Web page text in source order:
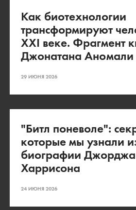
Как биотехнологии
трансформируют
XXI веке. Фрагмент
Джонатана Аномали
29 ИЮНЯ 2026
"Битл поневоле":
которые мы узнали
биографии Джорджа
Харрисона
24 ИЮНЯ 2026